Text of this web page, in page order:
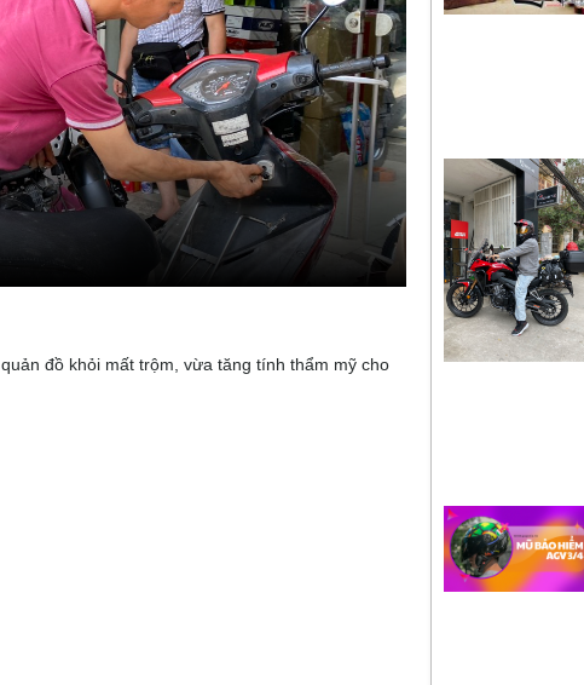
đồ khỏi mất trộm, vừa tăng tính thẩm mỹ cho